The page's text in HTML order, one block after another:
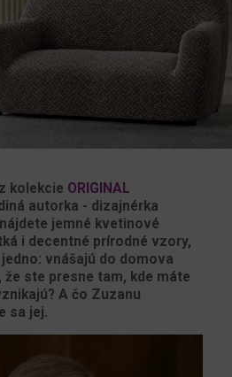
kolekcie ORIGINAL
autorka - dizajnérka
jemné kvetinové
i decentné prírodné vzory,
vnášajú do domova
ste presne tam, kde máte
A čo Zuzanu
sa jej.